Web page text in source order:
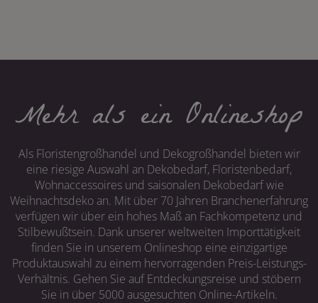
Mehr als ein Onlineshop
Als Floristengroßhandel und Dekogroßhandel bieten wir
eine riesige Auswahl an Dekobedarf, Floristenbedarf,
Wohnaccessoires und saisonalen Dekobedarf wie
Weihnachtsdeko an. Mit über 70 Jahren Branchenerfahrung
verfügen wir über ein hohes Maß an Fachkompetenz und
Stilbewußtsein. Dank unserer weltweiten Importtätigkeit
finden Sie in unserem Onlineshop eine einzigartige
Produktauswahl zu einem hervorragenden Preis-Leistungs-
Verhältnis. Gehen Sie auf Entdeckungsreise und stöbern
Sie in über 5000 ausgesuchten Online-Artikeln.